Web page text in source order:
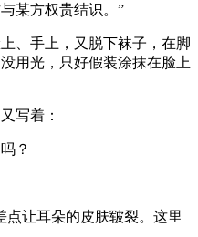
某方权贵结识。”
、手上，又脱下袜子，在脚
用光，只好假装涂抹在脸上
写着：
？
点让耳朵的皮肤皲裂。这里